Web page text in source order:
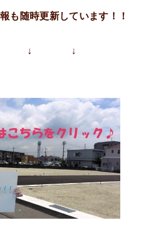
も随時更新しています！！
↓ ↓